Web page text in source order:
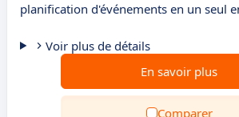
planification d'événements en un seul
Voir plus de détails
En savoir plus
Comparer